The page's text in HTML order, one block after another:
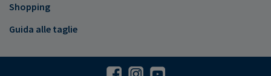
Shopping
Guida alle taglie